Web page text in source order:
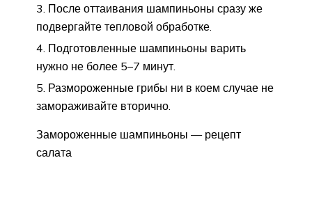
После оттаивания шампиньоны сразу же
подвергайте тепловой обработке.
Подготовленные шампиньоны варить
нужно не более 5–7 минут.
Размороженные грибы ни в коем случае не
замораживайте вторично.
Замороженные шампиньоны — рецепт
салата